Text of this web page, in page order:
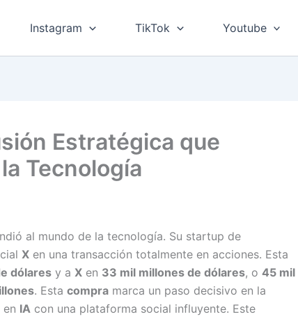
Instagram TikTok Youtube
Estratégica que
Tecnología
al mundo de la tecnología. Su startup de
X en una transacción totalmente en acciones. Esta
dólares y a X en 33 mil millones de dólares, o 45 mil
. Esta compra marca un paso decisivo en la
IA con una plataforma social influyente. Este